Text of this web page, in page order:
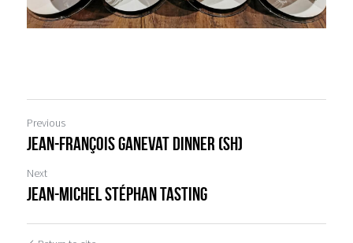
Previous
Jean-François Ganevat dinner (SH)
Next
Jean-Michel Stéphan tasting